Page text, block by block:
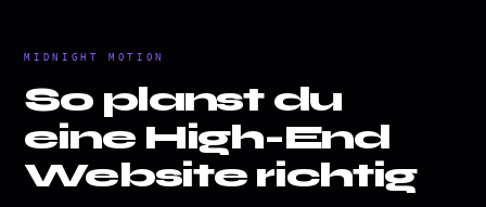
MIDNIGHT MOTION
So planst du
eine High-End
Website richtig